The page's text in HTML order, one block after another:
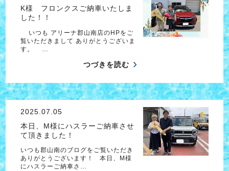
K様 フロンクスご納車いたしま
した！！
いつも アリーナ郡山南店のHPをご
覧いただきまして ありがとうございま
す。 …
つづきを読む
2025.07.05
本日、M様にハスラーご納車させ
て頂きました！
いつも郡山南のブログをご覧いただき
ありがとうございます！ 本日、M様
にハスラーご納車さ…